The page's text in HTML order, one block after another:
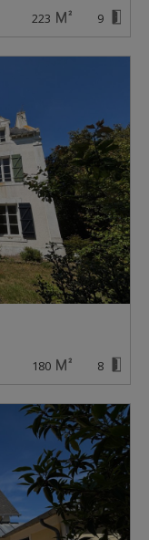
223 9
180 8